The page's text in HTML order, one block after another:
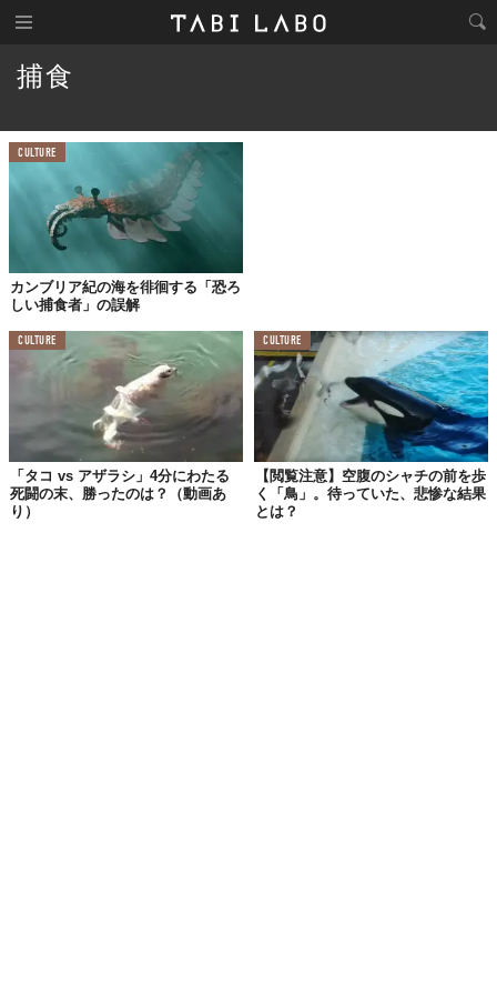
捕食
CULTURE
カンブリア紀の海を徘徊する「恐ろ
しい捕食者」の誤解
CULTURE
「タコ vs アザラシ」4分にわたる
死闘の末、勝ったのは？（動画あ
り）
CULTURE
【閲覧注意】空腹のシャチの前を歩
く「鳥」。待っていた、悲惨な結果
とは？